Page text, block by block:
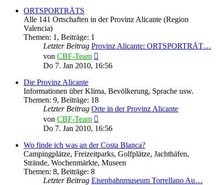
ORTSPORTRÄTS
Alle 141 Ortschaften in der Provinz Alicante (Region
Valencia)
Themen: 1 , Beiträge: 1
Letzter Beitrag Provinz Alicante: ORTSPORTRÄT…
von CBF-Team
Beitrag
Do 7. Jan 2010, 16:56
Die Provinz Alicante
Informationen über Klima, Bevölkerung, Sprache usw.
Themen: 9, Beiträge: 18
Letzter Beitrag Orte in der Provinz Alicante
von CBF-Team
Beitrag
Do 7. Jan 2010, 16:56
Wo finde ich was an der Costa Blanca?
Campingplätze, Freizeitparks, Golfplätze, Jachthäfen,
Strände, Wochenmärkte, Museen
Themen: 8, Beiträge: 8
Letzter Beitrag Eisenbahnmuseum Torrellano Au…